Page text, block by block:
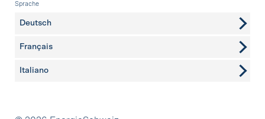
Sprache
Deutsch
Français
Italiano